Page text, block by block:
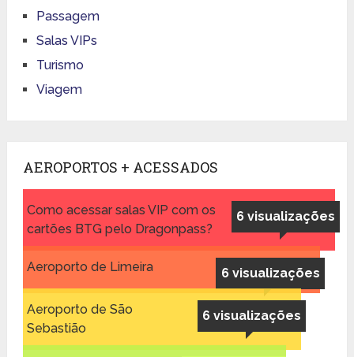
Passagem
Salas VIPs
Turismo
Viagem
AEROPORTOS + ACESSADOS
6 visualizações
Como acessar salas VIP com os
cartões BTG pelo Dragonpass?
6 visualizações
Aeroporto de Limeira
6 visualizações
Aeroporto de São
Sebastião